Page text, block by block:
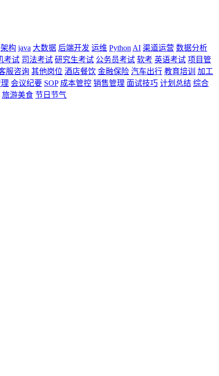
架构 java 大数据 后端开发 运维 Python AI 渠道运营 数据分析
考试 司法考试 研究生考试 公务员考试 软考 英语考试 项目管
服咨询 其他岗位 酒店餐饮 金融保险 汽车出行 教育培训
加工
会议纪要 SOP 成本管控 销售管理 面试技巧 计划总结 综合
旅游美食 节日节气